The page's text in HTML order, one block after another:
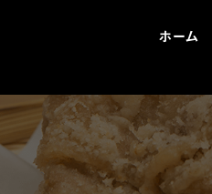
ン
ツ
へ
ス
ッ
ホーム